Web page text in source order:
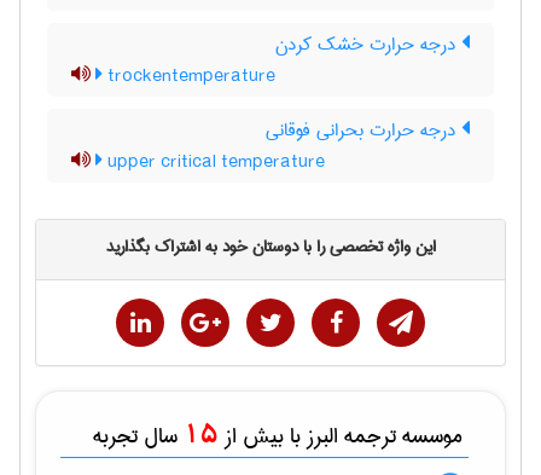
درجه حرارت خشک کردن
trockentemperature
درجه حرارت بحرانی فوقانی
upper critical temperature
این واژه تخصصی را با دوستان خود به اشتراک بگذارید
موسسه ترجمه البرز با بیش از 15 سال تجربه